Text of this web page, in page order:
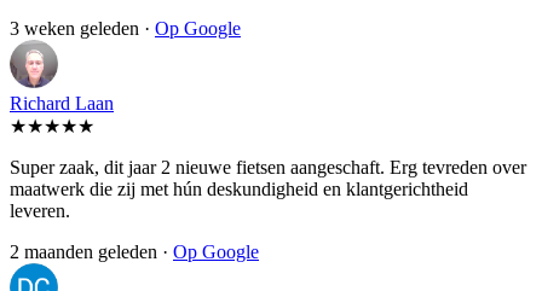
3 weken geleden · Op Google
Richard Laan
★★★★★
Super zaak, dit jaar 2 nieuwe fietsen aangeschaft. Erg tevreden over
maatwerk die zij met hún deskundigheid en klantgerichtheid
leveren.
2 maanden geleden · Op Google